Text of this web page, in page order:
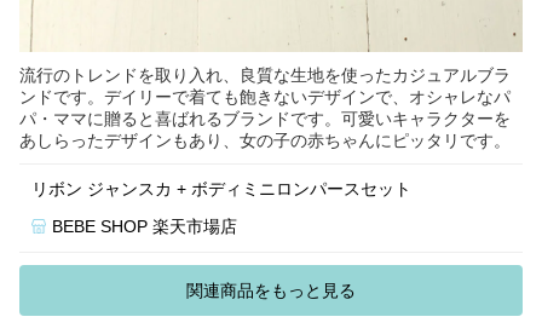
流行のトレンドを取り入れ、良質な生地を使ったカジュアルブラ
ンドです。デイリーで着ても飽きないデザインで、オシャレなパ
パ・ママに贈ると喜ばれるブランドです。可愛いキャラクターを
あしらったデザインもあり、女の子の赤ちゃんにピッタリです。
リボン ジャンスカ + ボディミニロンパースセット
BEBE SHOP 楽天市場店
関連商品をもっと見る